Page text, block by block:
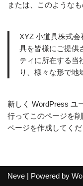
または、このようなも
XYZ 小道具株式
具を皆様にご提供
ティに所在する当
り、様々な形で地
新しく WordPress ユ
行ってこのページを
ページを作成してく
Neve | Powered by